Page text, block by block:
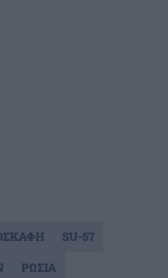
SU-57
ΡΩΣΙΑ